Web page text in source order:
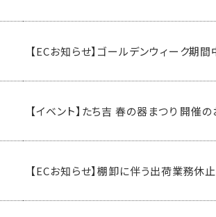
【ECお知らせ】ゴールデンウィーク期
【イベント】たち吉 春の器まつり 開催
【ECお知らせ】棚卸に伴う出荷業務休